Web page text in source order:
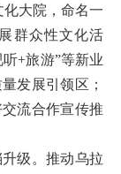
化大院，命名一
群众性文化活
+旅游”等新业
发展引领区；
流合作宣传推
级。推动乌拉